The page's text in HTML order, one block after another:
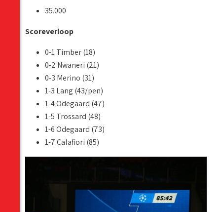
35.000
Scoreverloop
0-1 Timber (18)
0-2 Nwaneri (21)
0-3 Merino (31)
1-3 Lang (43/pen)
1-4 Odegaard (47)
1-5 Trossard (48)
1-6 Odegaard (73)
1-7 Calafiori (85)